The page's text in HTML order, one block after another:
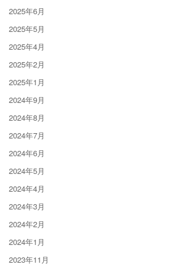
2025年6月
2025年5月
2025年4月
2025年2月
2025年1月
2024年9月
2024年8月
2024年7月
2024年6月
2024年5月
2024年4月
2024年3月
2024年2月
2024年1月
2023年11月